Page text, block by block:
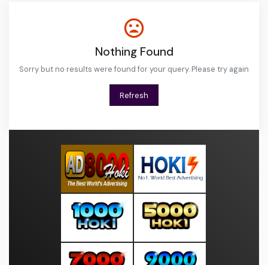
Nothing Found
Sorry but no results were found for your query. Please try again
Refresh